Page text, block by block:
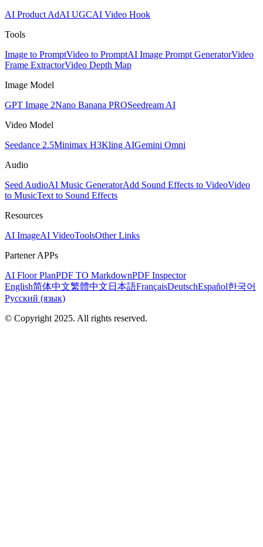
AI Product AdAI UGCAI Video Hook
Tools
Image to PromptVideo to PromptAI Image Prompt GeneratorVideo
Frame ExtractorVideo Depth Map
Image Model
GPT Image 2Nano Banana PROSeedream AI
Video Model
Seedance 2.5Minimax H3Kling AIGemini Omni
Audio
Seed AudioAI Music GeneratorAdd Sound Effects to VideoVideo
to MusicText to Sound Effects
Resources
AI ImageAI VideoToolsOther Links
Partener APPs
AI Floor PlanPDF TO MarkdownPDF Inspector
English简体中文繁體中文 日本語FrançaisDeutschEspañol한국어
Русский (язык)
© Copyright 2025. All rights reserved.